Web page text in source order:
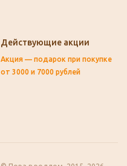
Действующие акции
Акция — подарок при покупке
от 3000 и 7000 рублей